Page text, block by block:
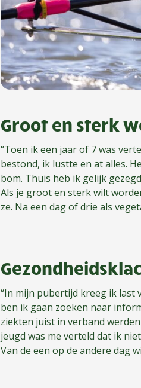
Groot en sterk
“Toen ik een jaar of 7 was
bestond, ik lustte en at alles.
bom. Thuis heb ik gelijk
Als je groot en sterk wilt
ze. Na een dag of drie als
“In mijn pubertijd kreeg ik last
ben ik gaan zoeken naar
ziekten juist in verband
jeugd was me verteld dat ik
Van de een op de andere dag